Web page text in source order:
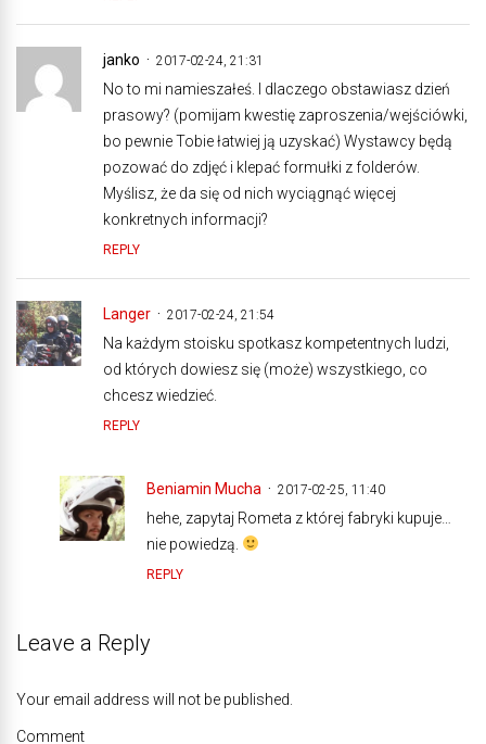
janko 2017-02-24, 21:31
No to mi namieszałeś. I dlaczego obstawiasz dzień
prasowy? (pomijam kwestię zaproszenia/wejściówki,
bo pewnie Tobie łatwiej ją uzyskać) Wystawcy będą
pozować do zdjęć i klepać formułki z folderów.
Myślisz, że da się od nich wyciągnąć więcej
konkretnych informacji?
REPLY
Langer 2017-02-24, 21:54
Na każdym stoisku spotkasz kompetentnych ludzi,
od których dowiesz się (może) wszystkiego, co
chcesz wiedzieć.
REPLY
Beniamin Mucha 2017-02-25, 11:40
hehe, zapytaj Rometa z której fabryki kupuje…
nie powiedzą.
REPLY
Leave a Reply
Your email address will not be published.
Comment